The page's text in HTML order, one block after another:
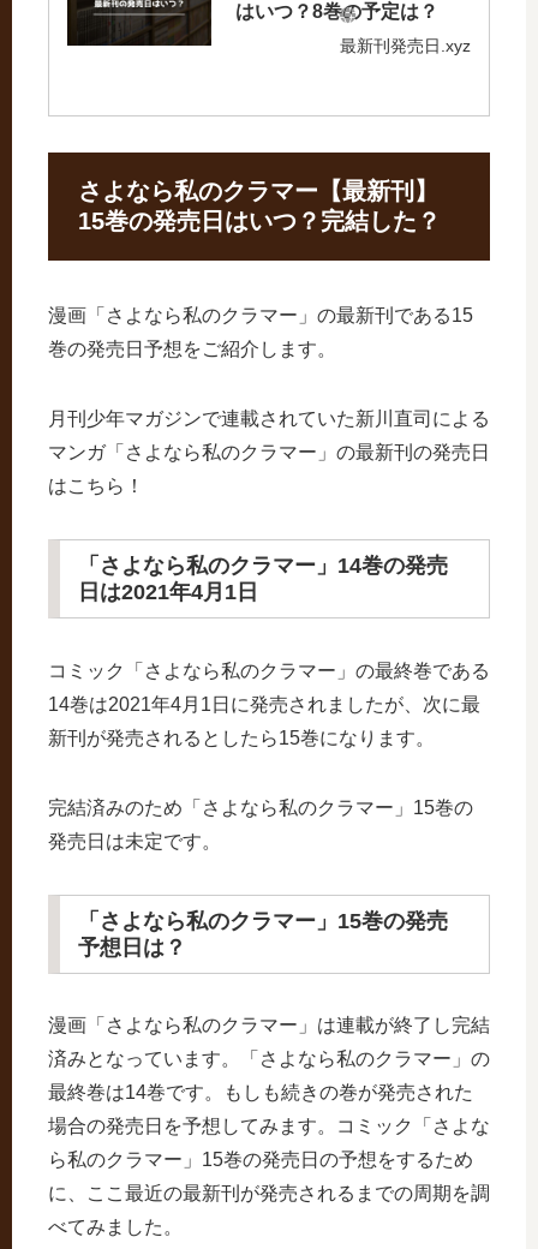
はいつ？8巻の予定は？
最新刊発売日.xyz
さよなら私のクラマー【最新刊】
15巻の発売日はいつ？完結した？
漫画「さよなら私のクラマー」の最新刊である15
巻の発売日予想をご紹介します。
月刊少年マガジンで連載されていた新川直司による
マンガ「さよなら私のクラマー」の最新刊の発売日
はこちら！
「さよなら私のクラマー」14巻の発売
日は2021年4月1日
コミック「さよなら私のクラマー」の最終巻である
14巻は2021年4月1日に発売されましたが、次に最
新刊が発売されるとしたら15巻になります。
完結済みのため「さよなら私のクラマー」15巻の
発売日は未定です。
「さよなら私のクラマー」15巻の発売
予想日は？
漫画「さよなら私のクラマー」は連載が終了し完結
済みとなっています。「さよなら私のクラマー」の
最終巻は14巻です。もしも続きの巻が発売された
場合の発売日を予想してみます。コミック「さよな
ら私のクラマー」15巻の発売日の予想をするため
に、ここ最近の最新刊が発売されるまでの周期を調
べてみました。